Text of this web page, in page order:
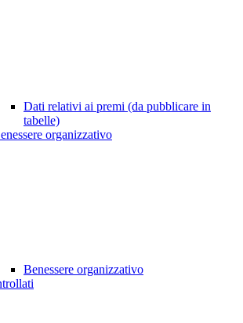
Dati relativi ai premi (da pubblicare in
tabelle)
organizzativo
Benessere organizzativo